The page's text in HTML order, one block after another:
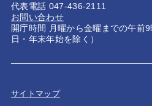
代表電話 047-436-2111
お問い合わせ
開庁時間 月曜から金曜までの午前
日・年末年始を除く）
サイトマップ